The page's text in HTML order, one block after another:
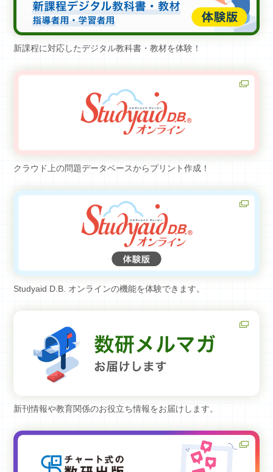
新課程に対応したデジタル教科書・教材を体験！
クラウド上の問題データベースからプリント作成！
Studyaid D.B. オンラインの機能を体験できます。
新刊情報や教育関係のお役立ち情報をお届けします。